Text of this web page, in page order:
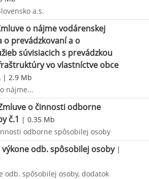
a.s.
o nájme vodárenskej
prevádzkovaní a o
súvisiacich s prevádzkou
vo vlastníctve obce
| 2.9 Mb
nájme...
o činnosti odborne
č.1 | 0.35 Mb
odborne spôsobilej osoby
výkone odb. spôsobilej osoby|
odb. spôsobilej osoby, dodatok